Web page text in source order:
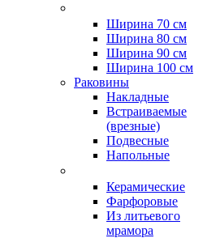
Ширина 70 см
Ширина 80 см
Ширина 90 см
Ширина 100 см
Раковины
Накладные
Встраиваемые
(врезные)
Подвесные
Напольные
Керамические
Фарфоровые
Из литьевого
мрамора